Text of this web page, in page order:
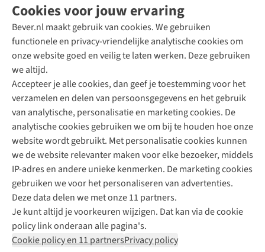
Cookies voor jouw ervaring
Bever.nl maakt gebruik van cookies. We gebruiken
functionele en privacy-vriendelijke analytische cookies om
onze website goed en veilig te laten werken. Deze gebruiken
we altijd.
Accepteer je alle cookies, dan geef je toestemming voor het
verzamelen en delen van persoonsgegevens en het gebruik
van analytische, personalisatie en marketing cookies. De
analytische cookies gebruiken we om bij te houden hoe onze
website wordt gebruikt. Met personalisatie cookies kunnen
we de website relevanter maken voor elke bezoeker, middels
IP-adres en andere unieke kenmerken. De marketing cookies
gebruiken we voor het personaliseren van advertenties.
Deze data delen we met onze 11 partners.
Je kunt altijd je voorkeuren wijzigen. Dat kan via de cookie
policy link onderaan alle pagina's.
Cookie policy en 11 partnersPrivacy policy
Direct advies van een Buitenexpert
+31 (0)85 888 50 88
+31 6 12 28 49 80
Contactformulier